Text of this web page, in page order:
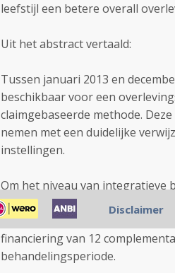
leefstijl een betere overall
Uit het abstract vertaald:
Tussen januari 2013 en
beschikbaar voor een
claimgebaseerde methode.
nemen met een duidelijke
instellingen.
Om het niveau van integratieve
samen met de Samueli
oncologen van elke instelling
financiering van 12
behandelingsperiode.
Disclaimer